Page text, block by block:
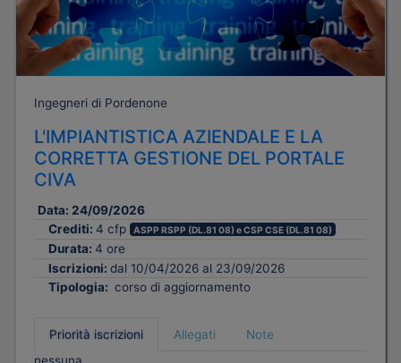
Ingegneri di Pordenone
L'IMPIANTISTICA AZIENDALE E LA
CORRETTA GESTIONE DEL PORTALE
CIVA
Data: 24/09/2026
Crediti: 4 cfp ASPP RSPP (DL.81 08) e CSP CSE (DL.81 08)
Durata: 4 ore
Iscrizioni: dal 10/04/2026 al 23/09/2026
Tipologia: corso di aggiornamento
Priorità iscrizioni Allegati
Note